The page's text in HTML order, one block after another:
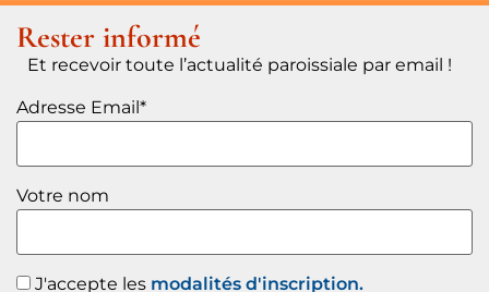
Rester informé
Et recevoir toute l’actualité paroissiale par email !
Adresse Email*
Votre nom
J'accepte les modalités d'inscription.